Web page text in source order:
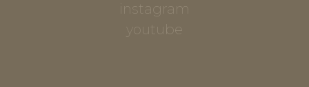
instagram
youtube